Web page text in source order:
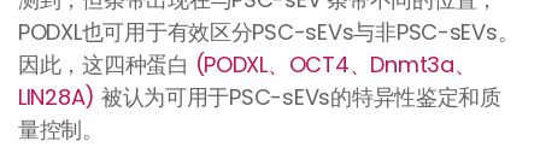
PODXL也可用于有效区分PSC-sEVs与非PSC-sEVs。
因此，这四种蛋白 (PODXL、OCT4、Dnmt3a、
LIN28A) 被认为可用于PSC-sEVs的特异性鉴定和质
量控制。